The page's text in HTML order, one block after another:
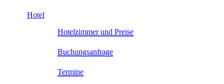
Hotel
Hotelzimmer und Preise
Buchungsanfrage
Termine